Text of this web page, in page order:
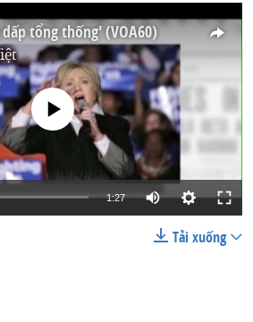
tổng thống' (VOA60)
currently available
1:27
Tải xuống